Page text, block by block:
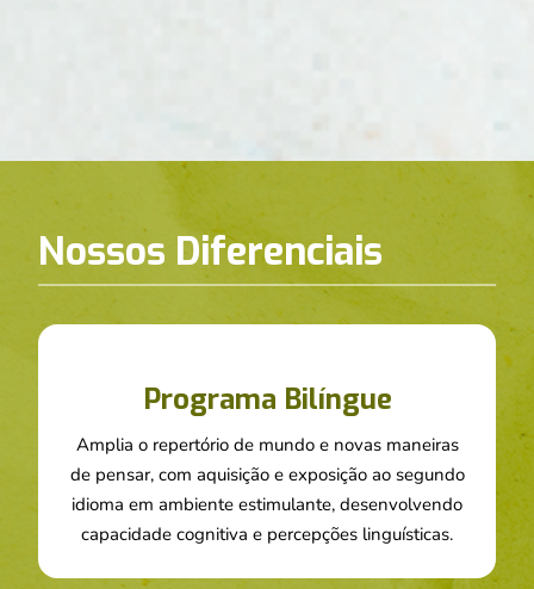
Nossos Diferenciais
Programa Bilíngue
Amplia o repertório de mundo e novas maneiras
de pensar, com aquisição e exposição ao segundo
idioma em ambiente estimulante, desenvolvendo
capacidade cognitiva e percepções linguísticas.